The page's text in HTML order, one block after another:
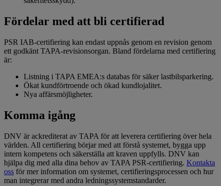
Fördelar med att bli certifierad
PSR IAB-certifiering kan endast uppnås genom en revision genom
ett godkänt TAPA-revisionsorgan. Bland fördelarna med certifiering
är:
Listning i TAPA EMEA:s databas för säker lastbilsparkering.
Ökat kundförtroende och ökad kundlojalitet.
Nya affärsmöjligheter.
Komma igång
DNV är ackrediterat av TAPA för att leverera certifiering över hela
världen. All certifiering börjar med att förstå systemet, bygga upp
intern kompetens och säkerställa att kraven uppfylls. DNV kan
hjälpa dig med alla dina behov av TAPA PSR-certifiering. Kontakta
oss för mer information om systemet, certifieringsprocessen och hur
man integrerar med andra ledningssystemstandarder.